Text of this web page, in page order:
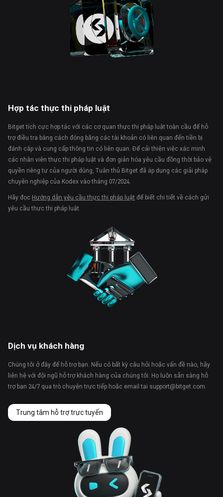
Hợp tác thực thi pháp luật
Bitget tích cực hợp tác với các cơ quan thực thi pháp luật toàn cầu để hỗ
trợ điều tra bằng cách đóng băng các tài khoản có liên quan đến tiền bị
đánh cắp và cung cấp thông tin có liên quan. Để cải thiện việc xác minh
các nhân viên thực thi pháp luật và đơn giản hóa yêu cầu đồng thời bảo vệ
quyền riêng tư của người dùng, Tuân thủ Bitget đã áp dụng các giải pháp
chuyên nghiệp của Kodex vào tháng 07/2024.
Hãy đọc Hướng dẫn yêu cầu thực thi pháp luật để biết chi tiết về cách gửi
yêu cầu thực thi pháp luật.
Dịch vụ khách hàng
Chúng tôi ở đây để hỗ trợ bạn. Nếu có bất kỳ câu hỏi hoặc vấn đề nào, hãy
liên hệ với đội ngũ hỗ trợ khách hàng của chúng tôi. Họ luôn sẵn sàng hỗ
trợ bạn 24/7 qua trò chuyện trực tiếp hoặc email tại support@bitget.com.
Trung tâm hỗ trợ trực tuyến